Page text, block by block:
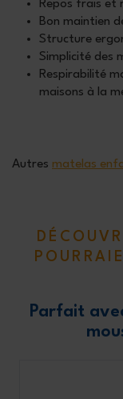
Repos frais et
Bon maintien
Structure
Simplicité des
Respirabilité
maisons à la
Autres matelas
Parfait